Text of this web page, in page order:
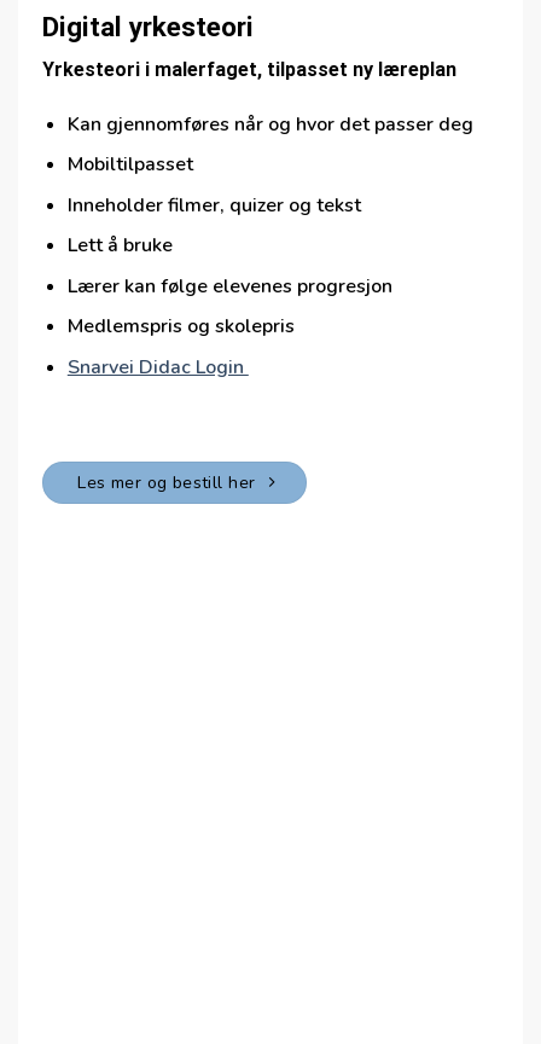
Digital yrkesteori
Yrkesteori i malerfaget, tilpasset ny læreplan
Kan gjennomføres når og hvor det passer deg
Mobiltilpasset
Inneholder filmer, quizer og tekst
Lett å bruke
Lærer kan følge elevenes progresjon
Medlemspris og skolepris
Snarvei Didac Login
Les mer og bestill her